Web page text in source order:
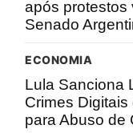
após protestos
Senado
ECONOMIA
Lula Sanciona
Crimes
para Abuso de